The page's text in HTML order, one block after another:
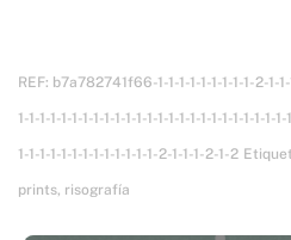
REF: b7a782741f66-1-1-1-1-1-1-1-1-1-2-1-
1-1-1-1-1-1-1-1-1-1-1-1-1-1-1-1-1-1-1-1-1-1-1-1-
1-1-1-1-1-1-1-1-1-1-1-1-1-2-1-1-1-2-1-2
prints, risografía